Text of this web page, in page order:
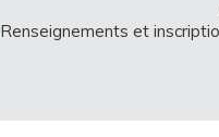
Renseignements et